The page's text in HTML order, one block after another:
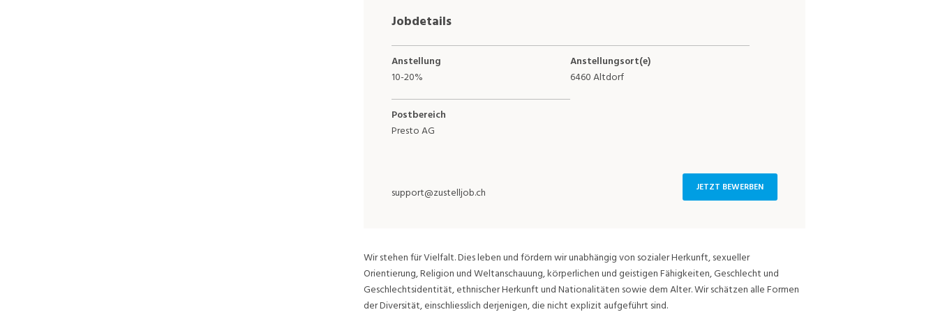
Jobdetails
Anstellung
10-20%
Anstellungsort(e)
6460 Altdorf
Postbereich
Presto AG
support@zustelljob.ch JETZT BEWERBEN
Wir stehen für Vielfalt. Dies leben und fördern wir unabhängig von sozialer Herkunft, sexueller
Orientierung, Religion und Weltanschauung, körperlichen und geistigen Fähigkeiten, Geschlecht und
Geschlechtsidentität, ethnischer Herkunft und Nationalitäten sowie dem Alter. Wir schätzen alle Formen
der Diversität, einschliesslich derjenigen, die nicht explizit aufgeführt sind.